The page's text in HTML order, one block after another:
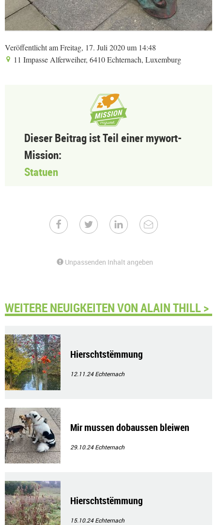
Veröffentlicht am Freitag, 17. Juli 2020 um 14:48
11 Impasse Alferweiher, 6410 Echternach, Luxemburg
Dieser Beitrag ist Teil einer mywort-
Mission:
Statuen
Unpassenden Inhalt angeben
WEITERE NEUIGKEITEN VON ALAIN THILL >
Hierschtstëmmung
12.11.24Echternach
Mir mussen dobaussen bleiwen
29.10.24Echternach
Hierschtstëmmung
15.10.24Echternach